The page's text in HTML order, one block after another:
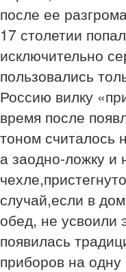
после ее
17 столетии
исключительно
пользовались
Россию вилку
время после
тоном считалось
а заодно-ложку и
случай,если в
обед, не усвоили
появилась
приборов на одну